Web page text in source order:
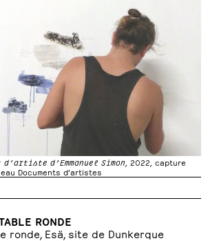
d’Emmanuel Simon, 2022, capture
Documents d’artistes
RONDE
ronde, Esä, site de Dunkerque